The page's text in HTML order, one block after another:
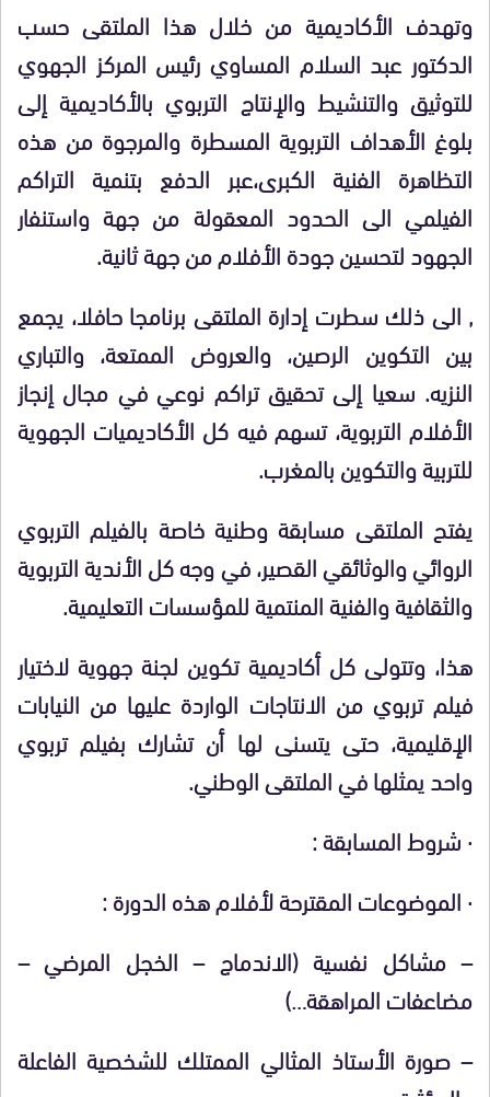
وتهدف الأكاديمية من خلال هذا الملتقى حسب
الدكتور عبد السلام المساوي رئيس المركز الجهوي
للتوثيق والتنشيط والإنتاج التربوي بالأكاديمية إلى
بلوغ الأهداف التربوية المسطرة والمرجوة من هذه
التظاهرة الفنية الكبرى،عبر الدفع بتنمية التراكم
الفيلمي الى الحدود المعقولة من جهة واستنفار
الجهود لتحسين جودة الأفلام من جهة ثانية.
, الى ذلك سطرت إدارة الملتقى برنامجا حافلا، يجمع
بين التكوين الرصين، والعروض الممتعة، والتباري
النزيه. سعيا إلى تحقيق تراكم نوعي في مجال إنجاز
الأفلام التربوية، تسهم فيه كل الأكاديميات الجهوية
للتربية والتكوين بالمغرب.
يفتح الملتقى مسابقة وطنية خاصة بالفيلم التربوي
الروائي والوثائقي القصير، في وجه كل الأندية التربوية
والثقافية والفنية المنتمية للمؤسسات التعليمية.
هذا، وتتولى كل أكاديمية تكوين لجنة جهوية لاختيار
فيلم تربوي من الانتاجات الواردة عليها من النيابات
الإقليمية، حتى يتسنى لها أن تشارك بفيلم تربوي
واحد يمثلها في الملتقى الوطني.
·شروط المسابقة :
·الموضوعات المقترحة لأفلام هذه الدورة :
– مشاكل نفسية (الاندماج – الخجل المرضي –
مضاعفات المراهقة…)
– صورة الأستاذ المثالي الممتلك للشخصية الفاعلة